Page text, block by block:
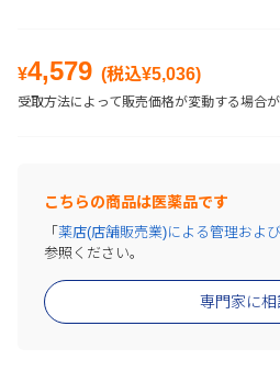
¥4,579 (税込¥5,036)
受取方法によって販売価格が変動する場合が
こちらの商品は医薬品です
専門家に相
「 薬店(店舗販売業)による管理およ
参照ください。